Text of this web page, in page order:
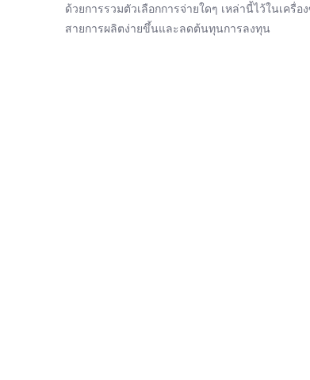
ด้วยการรวมตัวเลือกการจ่ายใดๆ เหล่านี้ไว้ในเค
สายการผลิตง่ายขึ้นและลดต้นทุนการลงทุน